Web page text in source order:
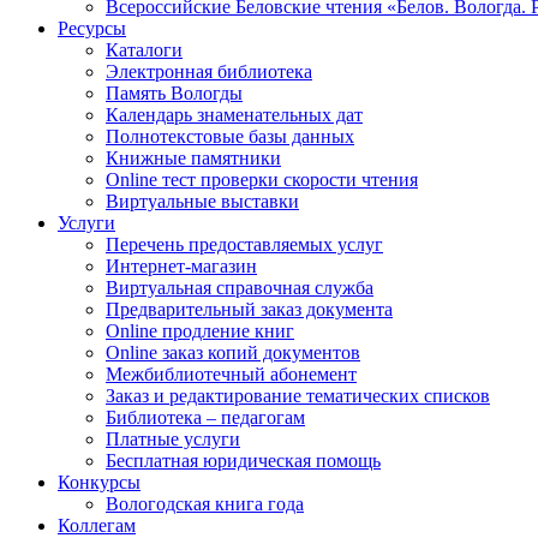
Всероссийские Беловские чтения «Белов. Вологда.
Ресурсы
Каталоги
Электронная библиотека
Память Вологды
Календарь знаменательных дат
Полнотекстовые базы данных
Книжные памятники
Online тест проверки скорости чтения
Виртуальные выставки
Услуги
Перечень предоставляемых услуг
Интернет-магазин
Виртуальная справочная служба
Предварительный заказ документа
Online продление книг
Online заказ копий документов
Межбиблиотечный абонемент
Заказ и редактирование тематических списков
Библиотека – педагогам
Платные услуги
Бесплатная юридическая помощь
Конкурсы
Вологодская книга года
Коллегам